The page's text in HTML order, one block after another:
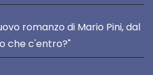
romanzo di Mario Pini, dal
che c'entro?"